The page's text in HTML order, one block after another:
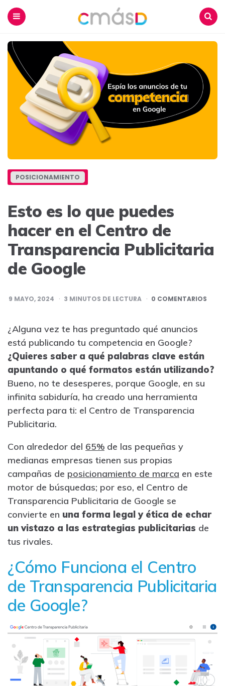
POSICIONAMIENTO
Esto es lo que puedes
hacer en el Centro de
Transparencia Publicitaria
de Google
9 MAYO, 2024 3 MINUTOS DE LECTURA 0 COMENTARIOS
¿Alguna vez te has preguntado qué anuncios
está publicando tu competencia en Google?
¿Quieres saber a qué palabras clave están
apuntando o qué formatos están utilizando?
Bueno, no te desesperes, porque Google, en su
infinita sabiduría, ha creado una herramienta
perfecta para ti: el Centro de Transparencia
Publicitaria.
Con alrededor del 65% de las pequeñas y
medianas empresas tienen sus propias
campañas de posicionamiento de marca en este
motor de búsquedas; por eso, el Centro de
Transparencia Publicitaria de Google se
convierte en una forma legal y ética de echar
un vistazo a las estrategias publicitarias de
tus rivales.
¿Cómo Funciona el Centro
de Transparencia Publicitaria
de Google?